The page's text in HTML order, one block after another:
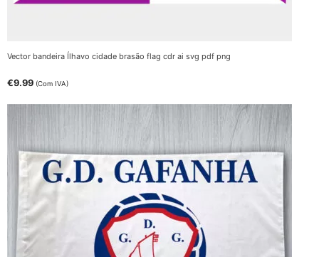
Vector bandeira Ílhavo cidade brasão flag cdr ai svg pdf png
€9.99 (Com IVA)